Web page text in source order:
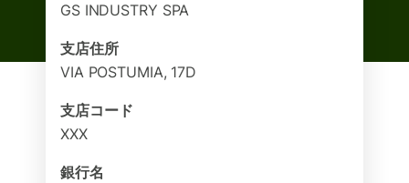
GS INDUSTRY SPA
支店住所
VIA POSTUMIA, 17D
支店コード
XXX
銀行名